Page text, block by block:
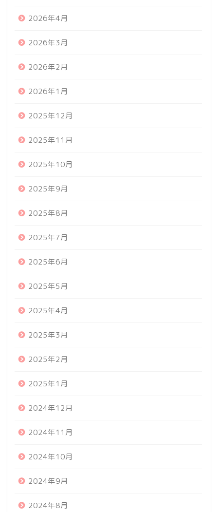
2026年4月
2026年3月
2026年2月
2026年1月
2025年12月
2025年11月
2025年10月
2025年9月
2025年8月
2025年7月
2025年6月
2025年5月
2025年4月
2025年3月
2025年2月
2025年1月
2024年12月
2024年11月
2024年10月
2024年9月
2024年8月